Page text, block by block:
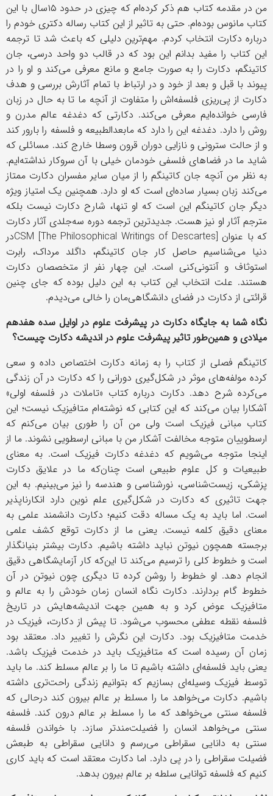
من در مقدمه کتاب هم ذکر کرده‌ام که چیزی در حدود ۱۵سال با این
کتاب مانوس بوده‌ام. حتی به تاثیر از این کتاب رساله دکتری خودم را
درباره دکارت انتخاب کردم. مهم‌ترین دلیلی که باعث شد تا ترجمه
این کتاب را مفید بدانم این بود که در قالب دو واحد درسی، جان
کاتینگم، دکارت را به صورت جامع و مانع معرفی می‌کند و او را در
پیوند با قبل و بعد از خود و در ارتباط با تمام آثارش بررسی و هدف
دکارت از پی‌ریزی فلسفه‌اش را متفاوت از آنچه ما تا به حال در زبان
فارسی خوانده‌ایم معرفی می‌کند. دکارتی که دغدغه عالم مدرن و
روش را دارد. دغدغه این را دارد که مابعدالطبیعه و فلسفه را بارور کند
و از حالت سترونی و نازایی دوران قرون وسطا خارج کند. مسائلی که
شاید ما در فضاهای فلسفی خودمان خیلی با آن سروکار نداشته‌ایم.
به نظر من آنچه جان کاتینگم را از میان سایر مفسران دکارت ممتاز
می‌کند زبان بسیار ساده‌ای است که او دارد. همچنین یک امتیاز ویژه
دیگر جان کاتینگم این است که او تنها، شارح دکارت نیست بلکه
مترجم آثار او نیز هست. جدیدترین ترجمه دوره سه‌جلدی آثار دکارت
که با عنوان CSM [The Philosophical Writings of Descartes]در
دنیا می‌شناسیم حاصل کار جان کاتینگم، داگلد مرداک، رابرت
استوثاف و آنتونی‌کنی است. این چهار نفر از متخصصان دکارت
هستند. علت انتخاب این کتاب به این دلیل بوده که جای چنین
قرائتی از دکارت در فضای دانشگاهی‌مان را خالی می‌دیدم.
نگاه شما به جایگاه دکارت در پیشرفت علوم در اوایل سده هفدهم
میلادی و همین‌طور تاثیر پیشرفت علوم در اندیشه دکارت چیست؟
کاتینگم فصلی از کتاب را به زمانه دکارت اختصاص داده و سعی
کرده مولفه‌های موثر در شکل‌گیری دورانی را که دکارت در آن زندگی
می‌کرده شرح دهد. دکارت درباره کتاب «تاملات در فلسفه اولی»
آشکارا بیان می‌کند که این کتابی که نوشته‌ام متافیزیک نیست؛ این
کتاب مبانی فیزیک است ولی من آن را طوری بیان می‌کنم که
ارسطوییان متوجه مخالفت آشکار من با مبانی ارسطویی نشوند. ما از
اینجا متوجه می‌شویم که دغدغه دکارت فیزیک است. به معنای
طبیعیات و کل علوم طبیعی است چنان‌که ما در علایق دکارت
پزشکی، زیست‌شناسی، نورشناسی و هندسه را نیز می‌بینیم. به این
جهت تاثیری که دکارت در شکل‌گیری علم نوین دارد انکارناپذیر
است. اما باید به یک مساله دقت کنیم؛ دکارت دانشمند علمی به
معنای دقیق کلمه نیست. یعنی ما از دکارت توقع کشف علمی
برجسته همچون نیوتن نباید داشته باشیم. دکارت بیشتر بنیانگذار
است و خطوط کلی را ترسیم می‌کند تا این‌که کار آزمایشگاهی دقیق
انجام دهد. او خطوط را روشن کرده تا دیگری چون نیوتن در آن
خطوط گام بردارند. دکارت نگاه انسان زمان خودش را به عالم و
متافیزیک عوض کرد و به همین جهت اندیشه‌هایش در تاریخ
فلسفه نقطه عطفی محسوب می‌شود. تا پیش از دکارت، فیزیک در
خدمت متافیزیک بود. دکارت این نگرش را تغییر داد. معتقد بود
زمان آن رسیده است که متافیزیک باید در خدمت فیزیک باشد.
یعنی باید فلسفه‌ای داشته باشیم تا ما را بر عالم مسلط کند. ما باید
توسط فیزیک وسیله‌ای بسازیم که بتوانیم زندگی راحت‌تری داشته
باشیم. دکارت می‌خواهد ما را مسلط بر عالم بیرون کند درحالی که
فلسفه سنتی می‌خواهد که ما را مسلط بر عالم درون کند. فلسفه
سنتی می‌خواهد انسان را فضیلت‌مندتر سازد. با خواندن فلسفه
سنتی به دانایی سقراطی می‌رسم و دانایی سقراطی به طبعش
فضیلت سقراطی را در پی دارد. اما دکارت معتقد است که باید کاری
کنیم که فلسفه توانایی سلطه بر عالم بیرون بدهد.